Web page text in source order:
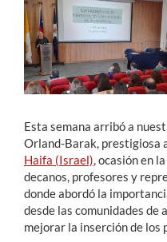
Postgrado
Formación Continua
Académicos
Funcionarios
Alumni
Esta semana arribó a
Orland-Barak, prestigiosa
Haifa (Israel), ocasión en
decanos, profesores y
donde abordó la
desde las comunidades de
mejorar la inserción de los